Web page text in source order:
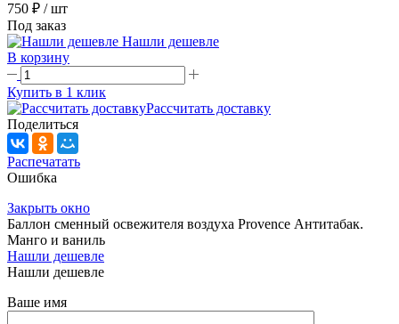
750 ₽ / шт
Под заказ
Нашли дешевле
В корзину
Купить в 1 клик
Рассчитать доставку
Поделиться
Распечатать
Ошибка
Закрыть окно
Баллон сменный освежителя воздуха Provence Антитабак.
Манго и ваниль
Нашли дешевле
Нашли дешевле
Ваше имя